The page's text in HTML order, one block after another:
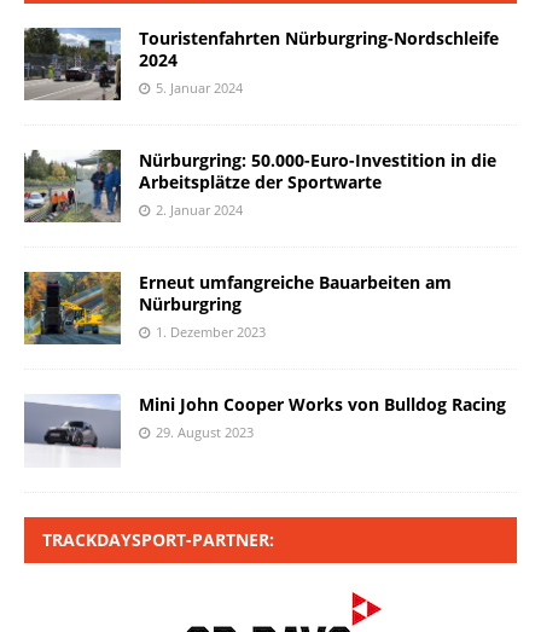
Touristenfahrten Nürburgring-Nordschleife
2024
5. Januar 2024
Nürburgring: 50.000-Euro-Investition in die
Arbeitsplätze der Sportwarte
2. Januar 2024
Erneut umfangreiche Bauarbeiten am
Nürburgring
1. Dezember 2023
Mini John Cooper Works von Bulldog Racing
29. August 2023
TRACKDAYSPORT-PARTNER: